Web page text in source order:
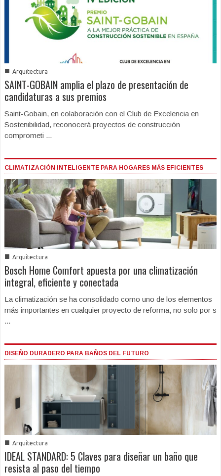
■ Arquitectura
SAINT-GOBAIN amplia el plazo de presentación de
candidaturas a sus premios
Saint-Gobain, en colaboración con el Club de Excelencia en
Sostenibilidad, reconocerá proyectos de construcción
comprometi ...
CLIMATIZACIÓN INTELIGENTE PARA HOGARES MÁS EFICIENTES
■ Arquitectura
Bosch Home Comfort apuesta por una climatización
integral, eficiente y conectada
La climatización se ha consolidado como uno de los elementos
más importantes en cualquier proyecto de reforma, no solo por s
...
DISEÑO DURADERO PARA BAÑOS DEL FUTURO
■ Arquitectura
IDEAL STANDARD: 5 Claves para diseñar un baño que
resista al paso del tiempo